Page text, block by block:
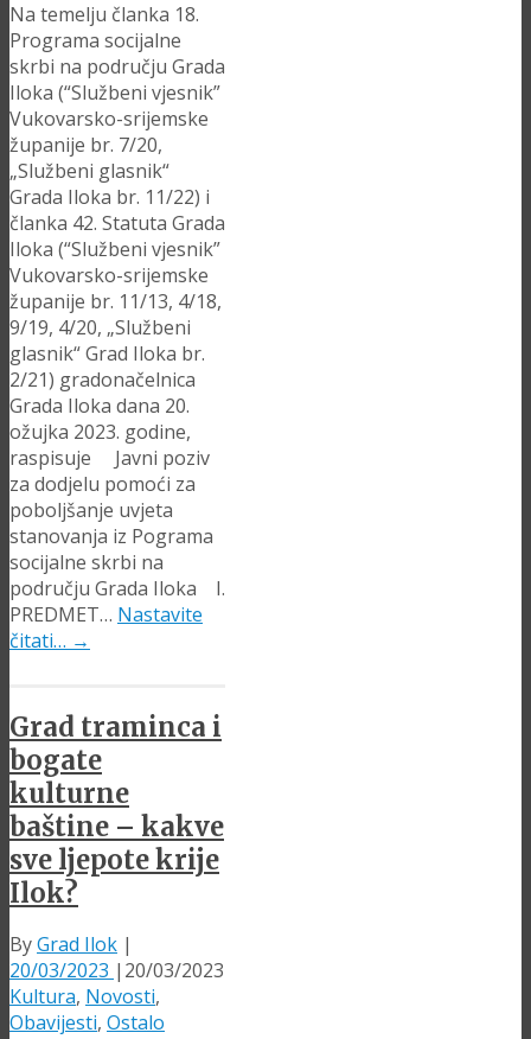
Na temelju članka 18.
Programa socijalne
skrbi na području Grada
Iloka (“Službeni vjesnik”
Vukovarsko-srijemske
županije br. 7/20,
„Službeni glasnik“
Grada Iloka br. 11/22) i
članka 42. Statuta Grada
Iloka (“Službeni vjesnik”
Vukovarsko-srijemske
županije br. 11/13, 4/18,
9/19, 4/20, „Službeni
glasnik“ Grad Iloka br.
2/21) gradonačelnica
Grada Iloka dana 20.
ožujka 2023. godine,
raspisuje Javni poziv
za dodjelu pomoći za
poboljšanje uvjeta
stanovanja iz Pograma
socijalne skrbi na
području Grada Iloka I.
PREDMET… Nastavite
čitati… →
Grad traminca i
bogate
kulturne
baštine – kakve
sve ljepote krije
Ilok?
ByGrad Ilok |
20/03/2023 | 20/03/2023
Kultura, Novosti,
Obavijesti, Ostalo